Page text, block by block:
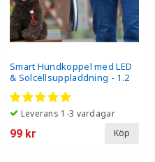
Smart Hundkoppel med LED
& Solcellsuppladdning - 1.2
meter
Leverans 1-3 vardagar
99 kr Köp